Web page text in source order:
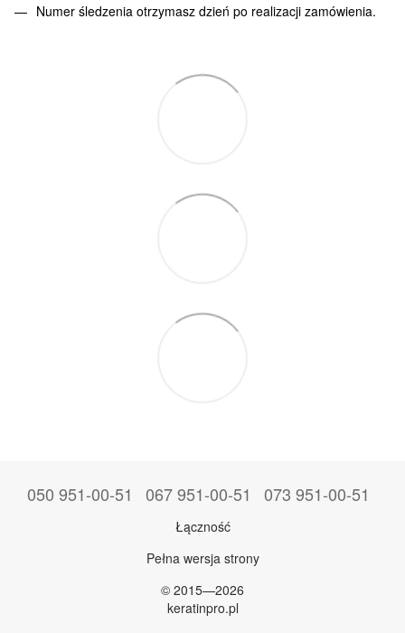
Numer śledzenia otrzymasz dzień po realizacji zamówienia.
050 951-00-51 067 951-00-51 073 951-00-51
Łączność
Pełna wersja strony
© 2015—2026
keratinpro.pl